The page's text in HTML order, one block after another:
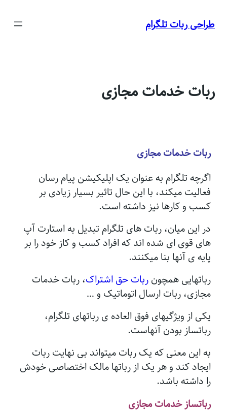
طراحی ربات تلگرام
ربات خدمات مجازی
ربات خدمات مجازی
اگرچه تلگرام به عنوان یک اپلیکیشن پیام رسان
فعالیت میکند، با این حال تاثیر بسیار زیادی بر
کسب و کارها نیز داشته است.
در این میان، ربات های تلگرام تبدیل به استارت آپ
های قوی ای شده اند که افراد کسب و کاز خود را بر
پایه ی آنها بنا میکنند.
رباتهایی همچونربات حق اشتراک، ربات خدمات
مجازی، ربات ارسال اتوماتیک و …
یکی از ویژگیهای فوق العاده ی رباتهای تلگرام،
رباتساز بودن آنهاست.
به این معنی که یک ربات میتواند بی نهایت ربات
ایجاد کند و هر یک از رباتها مالک اختصاصی خودش
را داشته باشد.
رباتساز خدمات مجازی